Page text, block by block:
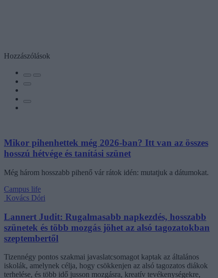
Hozzászólások
Mikor pihenhettek még 2026-ban? Itt van az összes
hosszú hétvége és tanítási szünet
Még három hosszabb pihenő vár rátok idén: mutatjuk a dátumokat.
Campus life
Kovács Dóri
Lannert Judit: Rugalmasabb napkezdés, hosszabb
szünetek és több mozgás jöhet az alsó tagozatokban
szeptembertől
Tizennégy pontos szakmai javaslatcsomagot kaptak az általános
iskolák, amelynek célja, hogy csökkenjen az alsó tagozatos diákok
terhelése, és több idő jusson mozgásra, kreatív tevékenységekre,